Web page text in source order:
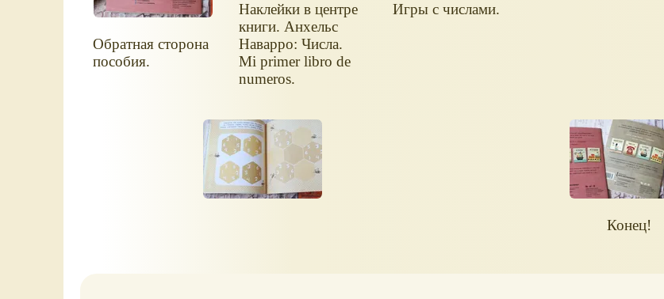
Обратная сторона
пособия.
Наклейки в центре
книги. Анхельс
Наварро: Числа.
Mi primer libro de
numeros.
Игры с числами.
Конец!